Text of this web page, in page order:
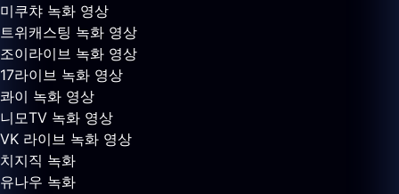
미쿠챠 녹화 영상
트위캐스팅 녹화 영상
조이라이브 녹화 영상
17라이브 녹화 영상
콰이 녹화 영상
니모TV 녹화 영상
VK 라이브 녹화 영상
치지직 녹화
유나우 녹화